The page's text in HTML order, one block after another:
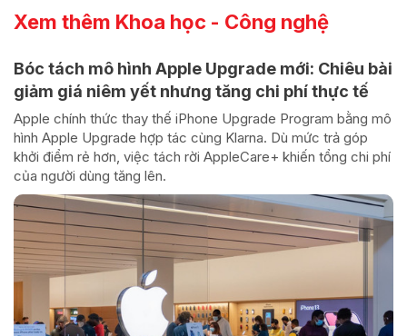
Xem thêm Khoa học - Công nghệ
Bóc tách mô hình Apple Upgrade mới: Chiêu bài
giảm giá niêm yết nhưng tăng chi phí thực tế
Apple chính thức thay thế iPhone Upgrade Program bằng mô
hình Apple Upgrade hợp tác cùng Klarna. Dù mức trả góp
khởi điểm rẻ hơn, việc tách rời AppleCare+ khiến tổng chi phí
của người dùng tăng lên.